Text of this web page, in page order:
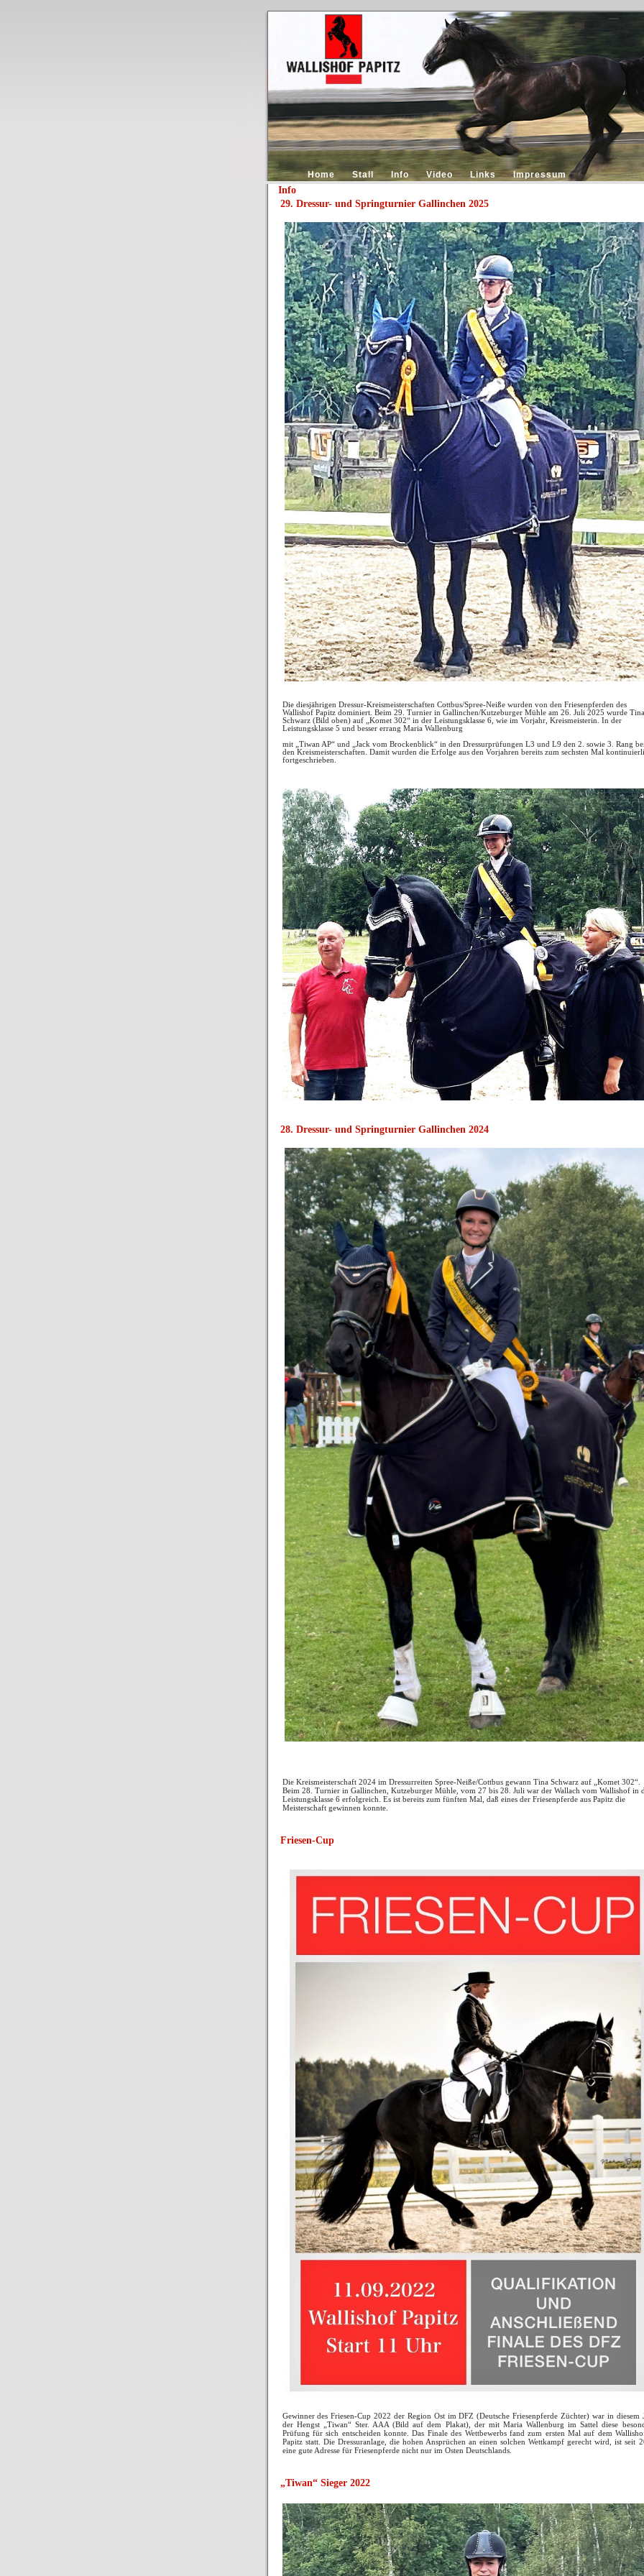
Home Stall Info Video Links Impressum
Info
29. Dressur- und Springturnier Gallinchen 2025
Die diesjährigen Dressur-Kreismeisterschaften Cottbus/Spree-Neiße wurden von den Friesenpferden des
Wallishof Papitz dominiert. Beim 29. Turnier in Gallinchen/Kutzeburger Mühle am 26. Juli 2025 wurde Tina
Schwarz (Bild oben) auf „Komet 302“ in der Leistungsklasse 6, wie im Vorjahr, Kreismeisterin. In der
Leistungsklasse 5 und besser errang Maria Wallenburg
mit „Tiwan AP“ und „Jack vom Brockenblick“ in den Dressurprüfungen L3 und L9 den 2. sowie 3. Rang
den Kreismeisterschaften. Damit wurden die Erfolge aus den Vorjahren bereits zum sechsten Mal
fortgeschrieben.
28. Dressur- und Springturnier Gallinchen 2024
Die Kreismeisterschaft 2024 im Dressurreiten Spree-Neiße/Cottbus gewann Tina Schwarz auf „Komet 302“.
Beim 28. Turnier in Gallinchen, Kutzeburger Mühle, vom 27 bis 28. Juli war der Wallach vom Wallishof in
Leistungsklasse 6 erfolgreich. Es ist bereits zum fünften Mal, daß eines der Friesenpferde aus Papitz die
Meisterschaft gewinnen konnte.
Friesen-Cup
Gewinner des Friesen-Cup 2022 der Region Ost im DFZ (Deutsche Friesenpferde Züchter) war in diesem
der Hengst „Tiwan“ Ster. AAA (Bild auf dem Plakat), der mit Maria Wallenburg im Sattel diese
Prüfung für sich entscheiden konnte. Das Finale des Wettbewerbs fand zum ersten Mal auf dem
Papitz statt. Die Dressuranlage, die hohen Ansprüchen an einen solchen Wettkampf gerecht wird, ist seit
eine gute Adresse für Friesenpferde nicht nur im Osten Deutschlands.
„Tiwan“ Sieger 2022